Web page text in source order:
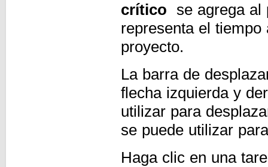
crítico se agrega al
representa el
proyecto.
La barra de
flecha izquierda y
utilizar para
se puede utilizar
Haga clic en una